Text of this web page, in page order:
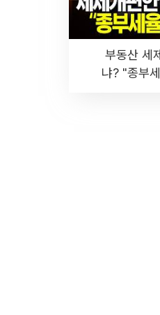
부동산 세
냐? "종부